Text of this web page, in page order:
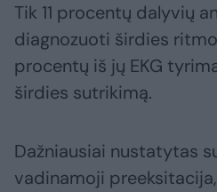
Tik 11 procentų dalyvių
diagnozuoti širdies
procentų iš jų EKG
širdies sutrikimą.
Dažniausiai nustatytas
vadinamoji